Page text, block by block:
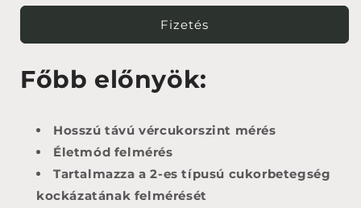
Fizetés
Főbb előnyök:
Hosszú távú vércukorszint mérés
Életmód felmérés
Tartalmazza a 2-es típusú cukorbetegség
kockázatának felmérését